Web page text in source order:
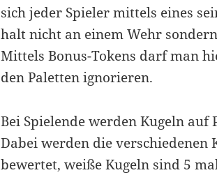
sich jeder Spieler mittels eines
halt nicht an einem Wehr
Mittels Bonus-Tokens darf man
den Paletten ignorieren.
Bei Spielende werden Kugeln
Dabei werden die
bewertet, weiße Kugeln sind 5